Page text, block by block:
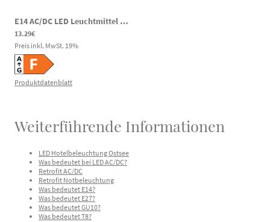
E14 AC/DC LED Leuchtmittel Kerze 4,5W 450lm 6000K 60-295V DC 85-265V AC Notbeleuchtung
13.29€
Preis inkl. MwSt. 19%
Produktdatenblatt
Weiterführende Informationen
LED Hotelbeleuchtung Ostsee
Was bedeutet bei LED AC/DC?
Retrofit AC/DC
Retrofit Notbeleuchtung
Was bedeutet E14?
Was bedeutet E27?
Was bedeutet GU10?
Was bedeutet T8?